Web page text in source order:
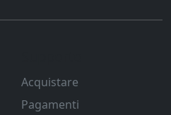
Acquistare
Pagamenti